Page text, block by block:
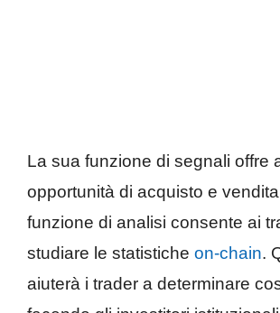
La sua funzione di segnali offre
opportunità di acquisto e
funzione di analisi consente ai
studiare le statistiche on-chain.
aiuterà i trader a determinare